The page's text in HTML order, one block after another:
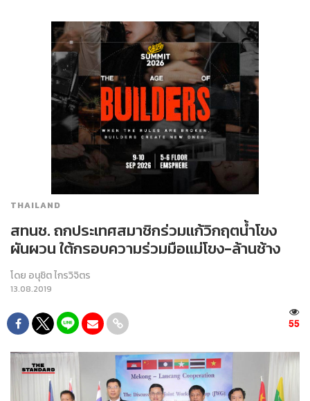
THAILAND
สทนช. ถกประเทศสมาชิกร่วมแก้วิกฤตน้ำโขง
ผันผวน ใต้กรอบความร่วมมือแม่โขง-ล้านช้าง
โดย อนุชิต ไกรวิจิตร
13.08.2019
55